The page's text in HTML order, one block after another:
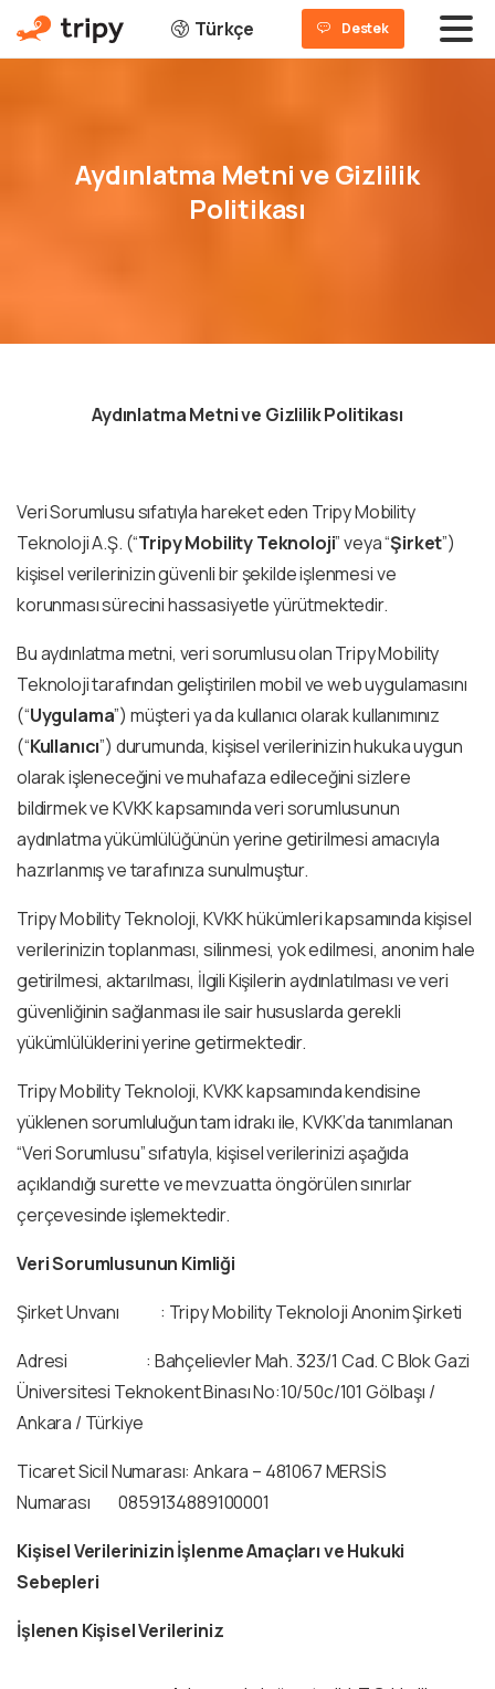
Türkçe Destek
Aydınlatma MetniveGizlilik
Politikası
Aydınlatma Metni ve Gizlilik Politikası
Veri Sorumlusu sıfatıyla hareket eden Tripy Mobility
Teknoloji A.Ş. (“Tripy Mobility Teknoloji” veya “Şirket”)
kişisel verilerinizin güvenli bir şekilde işlenmesi ve
korunması sürecini hassasiyetle yürütmektedir.
Bu aydınlatma metni, veri sorumlusu olan Tripy Mobility
Teknoloji tarafından geliştirilen mobil ve web uygulamasını
(“Uygulama”) müşteri ya da kullanıcı olarak kullanımınız
(“Kullanıcı”) durumunda, kişisel verilerinizin hukuka uygun
olarak işleneceğini ve muhafaza edileceğini sizlere
bildirmek ve KVKK kapsamında veri sorumlusunun
aydınlatma yükümlülüğünün yerine getirilmesi amacıyla
hazırlanmış ve tarafınıza sunulmuştur.
Tripy Mobility Teknoloji, KVKK hükümleri kapsamında kişisel
verilerinizin toplanması, silinmesi, yok edilmesi, anonim hale
getirilmesi, aktarılması, İlgili Kişilerin aydınlatılması ve veri
güvenliğinin sağlanması ile sair hususlarda gerekli
yükümlülüklerini yerine getirmektedir.
Tripy Mobility Teknoloji, KVKK kapsamında kendisine
yüklenen sorumluluğun tam idrakı ile, KVKK’da tanımlanan
“Veri Sorumlusu” sıfatıyla, kişisel verilerinizi aşağıda
açıklandığı surette ve mevzuatta öngörülen sınırlar
çerçevesinde işlemektedir.
Veri Sorumlusunun Kimliği
Şirket Unvanı : Tripy Mobility Teknoloji Anonim Şirketi
Adresi : Bahçelievler Mah. 323/1 Cad. C Blok Gazi
Üniversitesi Teknokent Binası No:10/50c/101 Gölbaşı /
Ankara / Türkiye
Ticaret Sicil Numarası: Ankara – 481067 MERSİS
Numarası 0859134889100001
Kişisel Verilerinizin İşlenme Amaçları ve Hukuki
Sebepleri
İşlenen Kişisel Verileriniz